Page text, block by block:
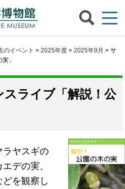
のイベント > 2025年度 > 2025年9月 > サ
」
スライブ「解説！公
ラヤスギの
デの実、
を観察し